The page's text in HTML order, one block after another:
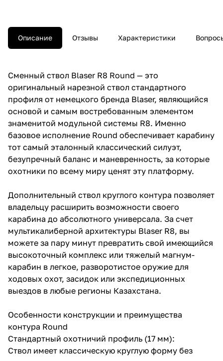
Описание Отзывы Характеристики
Сменный ствол Blaser R8 Round — это
оригинальный нарезной ствол стандартного
профиля от немецкого бренда Blaser, являющийся
основой и самым востребованным элементом
знаменитой модульной системы R8. Именно
базовое исполнение Round обеспечивает карабину
тот самый эталонный классический силуэт,
безупречный баланс и маневренность, за которые
охотники по всему миру ценят эту платформу.
Дополнительный ствол круглого контура позволяет
владельцу расширить возможности своего
карабина до абсолютного универсала. За счет
мультикалиберной архитектуры Blaser R8, вы
можете за пару минут превратить свой имеющийся
высокоточный комплекс или тяжелый магнум-
карабин в легкое, разворотистое оружие для
ходовых охот, засидок или экспедиционных
выездов в любые регионы Казахстана.
Особенности конструкции и преимущества
контура Round
Стандартный охотничий профиль (17 мм):
Ствол имеет классическую круглую форму без